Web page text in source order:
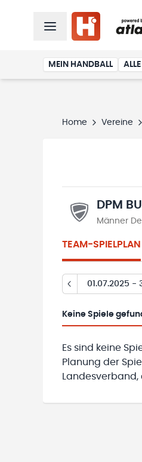
MEIN HANDBALL
Home Vereine
DPM
Männer
TEAM-SPIELPLAN
01.07.2025 -
Keine Spiele
Es sind keine
Planung der